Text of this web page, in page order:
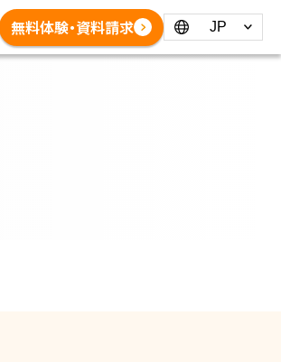
無料体験・資料請求 Language：